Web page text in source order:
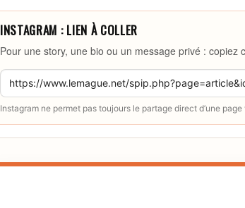
INSTAGRAM : LIEN À COLLER
Pour une story, une bio ou un message privé : copiez
Instagram ne permet pas toujours le partage direct d’une